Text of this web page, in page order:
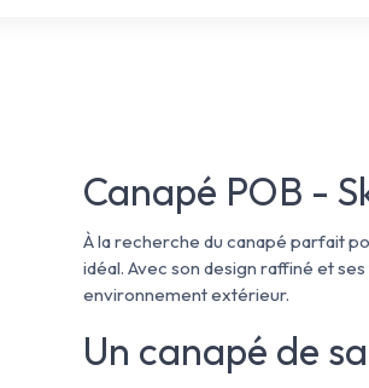
Canapé POB -
À la recherche du canapé parfait
idéal. Avec son design raffiné et
environnement extérieur.
Un canapé de